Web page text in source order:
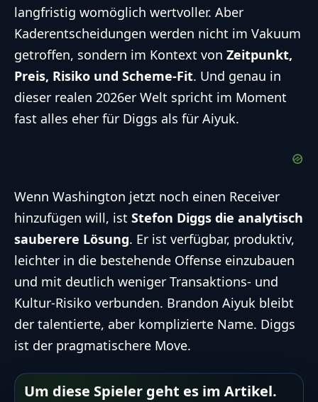
langfristig womöglich wertvoller. Aber
Kaderentscheidungen werden nicht im Vakuum
getroffen, sondern im Kontext von Zeitpunkt,
Preis, Risiko und Scheme-Fit. Und genau in
dieser realen 2026er Welt spricht im Moment
fast alles eher für Diggs als für Aiyuk.
Wenn Washington jetzt noch einen Receiver
hinzufügen will, ist Stefon Diggs die analytisch
sauberere Lösung. Er ist verfügbar, produktiv,
leichter in die bestehende Offense einzubauen
und mit deutlich weniger Transaktions- und
Kultur-Risiko verbunden. Brandon Aiyuk bleibt
der talentierte, aber komplizierte Name. Diggs
ist der pragmatischere Move.
Um diese Spieler geht es im Artikel.